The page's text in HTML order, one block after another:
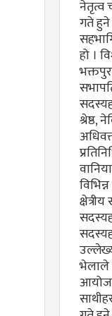
नेतृत्व
गते हुने
हो ।
भक्तपुर
श्रेष्ठ,
भेलाले